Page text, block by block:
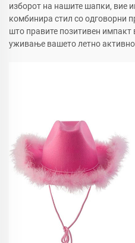
изборот на нашите шапки, вие
комбинира стил со одговорни
што правите позитивен импакт
уживање вашето летно